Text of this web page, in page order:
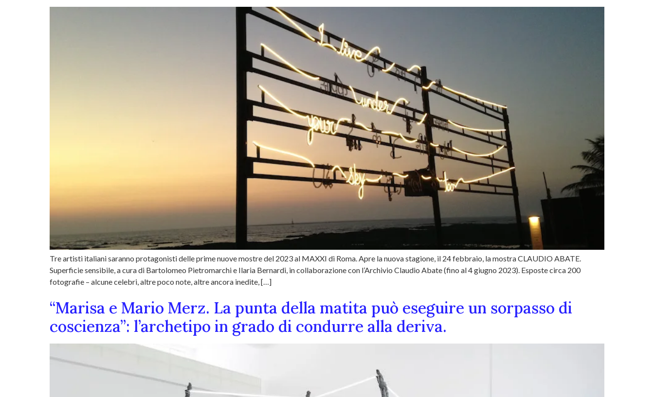
Tre artisti italiani saranno protagonisti delle prime nuove mostre del 2023 al MAXXI di Roma. Apre la nuova stagione, il 24 febbraio, la mostra CLAUDIO ABATE.
Superficie sensibile, a cura di Bartolomeo Pietromarchi e Ilaria Bernardi, in collaborazione con l’Archivio Claudio Abate (fino al 4 giugno 2023). Esposte circa 200
fotografie – alcune celebri, altre poco note, altre ancora inedite, […]
“Marisa e Mario Merz. La punta della matita può eseguire un sorpasso di
coscienza”: l’archetipo in grado di condurre alla deriva.